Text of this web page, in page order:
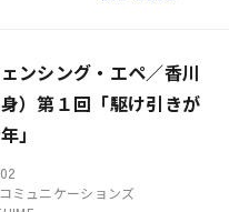
ンシング・エペ／香川
）第１回「駆け引きが
」
ミュニケーションズ